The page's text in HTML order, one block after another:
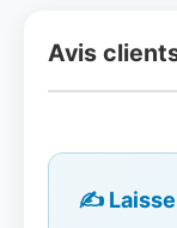
Avis
✍️